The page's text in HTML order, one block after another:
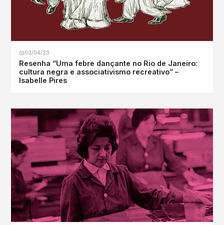
03/04/23
Resenha “Uma febre dançante no Rio de Janeiro:
cultura negra e associativismo recreativo” –
Isabelle Pires